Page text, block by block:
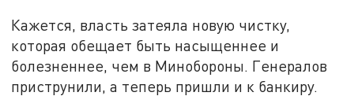
Кажется, власть затеяла новую чистку,
которая обещает быть насыщеннее и
болезненнее, чем в Минобороны. Генералов
приструнили, а теперь пришли и к банкиру.